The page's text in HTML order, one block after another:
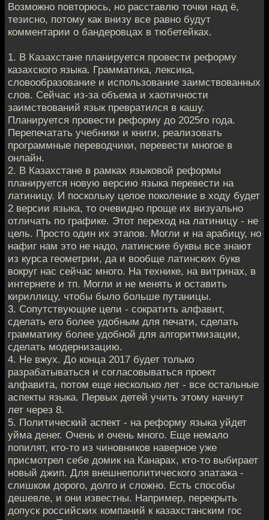
Возможно повторюсь, но расставлю точки над ё,
тезисно, потому как внизу все равно будут
комментарии о бандеровцах в тюбетейках.
1. В Казахстане планируется провести реформу
казахского языка. Грамматика, лексика,
словообразование и использование заимствованных
слов. Сейчас из-за объема и хаотичности
заимствований язык превратился в кашу.
Планируется провести реформу до 2025го года.
Перепечатать учебники и книги, реализовать
программные переводчики, перевести многое в
онлайн.
2. В Казахстане в рамках языковой реформы
планируется новую версию языка перевести на
латиницу. И поскольку целое поколение в ходу будет
2 версии языка, то очевидно проще их визуально
отличать по графике. Этот переход на латиницу - не
цель. Просто один их этапов. Могли и на арабицу, но
нафиг нам это не надо, латинские буквы все знают
из курса геометрии, да и вообще латинских букв
вокруг нас сейчас много. На технике, на витринах, в
интернете и тп. Могли и не менять и оставить
кириллицу, чтобы было больше путаницы.
3. Сопутствующие цели - сократить алфавит,
сделать его более удобным для печати, сделать
грамматику более удобной для алгоритмизации,
сделать модернизацию.
4. Не вжух. До конца 2017 будет только
разрабатываться и согласовываться проект
алфавита, потом еще несколько лет - все остальные
аспекты языка. Первых детей учить этому начнут
лет через 8.
5. Политический аспект - на реформу языка уйдет
уйма денег. Очень и очень много. Еще немало
попилят, кто-то из чиновников наверное уже
присмотрел себе домик на Канарах, кто-то выбирает
новый джип. Для внешнеполитического эпатажа -
слишком дорого, долго и сложно. Есть способы
дешевле, и они известны. Например, перекрыть
допуск российских компаний к казахстанским гос